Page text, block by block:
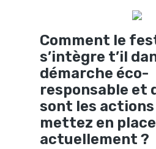
Comment le
s’intègre t’il
démarche éco-
responsable et
sont les actions
mettez en place
actuellement ?